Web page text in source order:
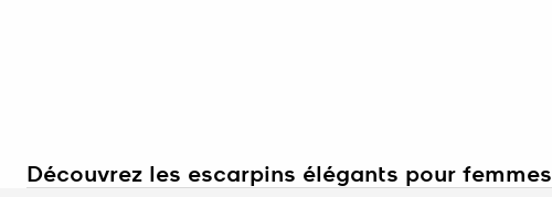
Découvrez les escarpins élégants pour femmes